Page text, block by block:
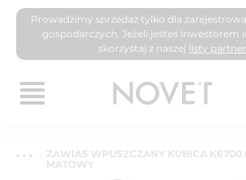
Prowadzimy sprzedaż tylko dla
gospodarczych. Jeżeli jesteś inwestorem
skorzystaj z naszej listy
ZAWIAS WPUSZCZANY KUBICA K6700
MATOWY